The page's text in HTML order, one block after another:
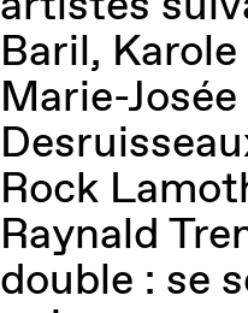
Baril,
Marie-
Rock
Raynald
double : se